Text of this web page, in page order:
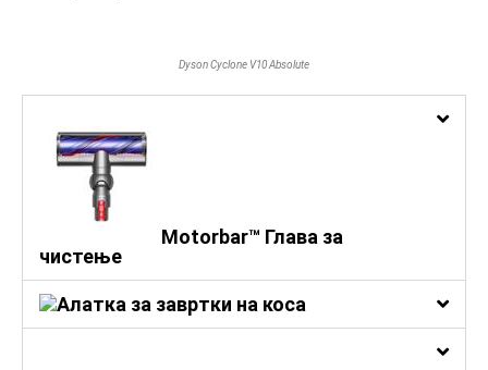
Dyson Cyclone V10 Absolute
Motorbar™ Глава за
чистење
Алатка за завртки на коса